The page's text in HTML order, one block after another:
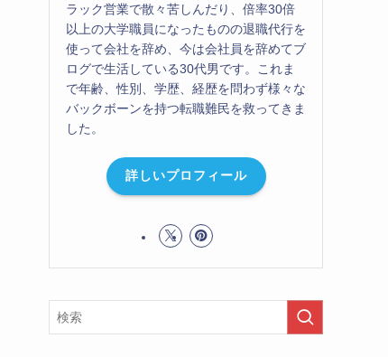
ラック営業で散々苦しんだり、倍率30倍
以上の大学職員になったものの退職代行を
使って会社を辞め、今は会社員を辞めてブ
ログで生活している30代男です。これま
で年齢、性別、学歴、経歴を問わず様々な
バックボーンを持つ転職難民を救ってきま
した。
詳しいプロフィール